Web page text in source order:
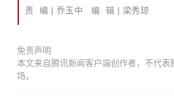
责
编 | 乔玉中编 辑 | 梁秀琼
免责声明
本文来自腾讯新闻客户端创作者，不代表
场。